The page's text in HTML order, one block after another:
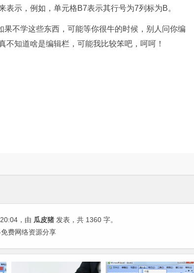
示，例如，单元格B7表示其行号为7列标为B。
不学这些东西，可能等你很牛的时候，别人问你编
知道啥是编辑栏，可能我比较笨吧，呵呵！
，由 瓜皮猪 发表，共 1360 字。
费网络资源分享